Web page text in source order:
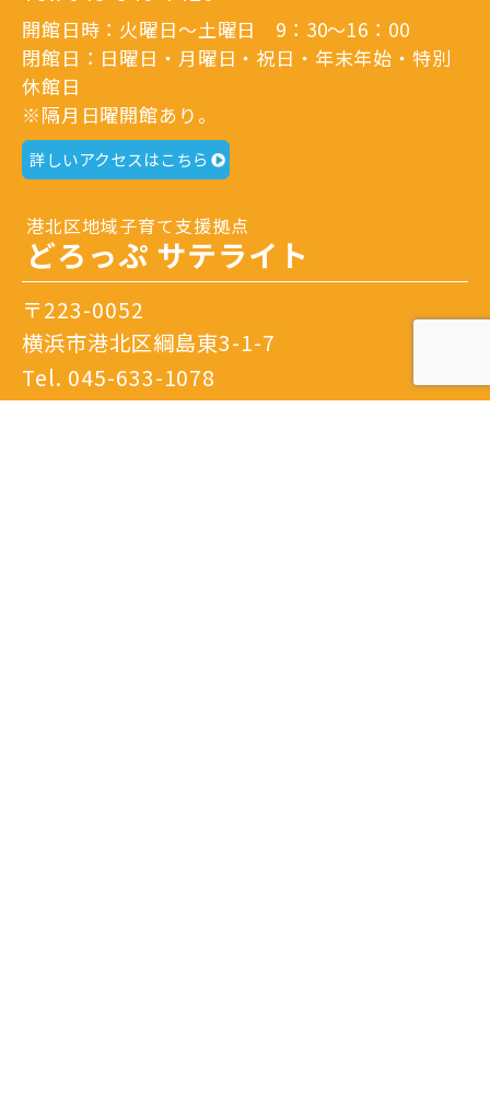
開館日時：火曜日～土曜日 9：30～16：00
閉館日：日曜日・月曜日・祝日・年末年始・特別
休館日
※隔月日曜開館あり。
詳しいアクセスはこちら
港北区地域子育て支援拠点
どろっぷ サテライト
〒223-0052
横浜市港北区綱島東3-1-7
Tel. 045-633-1078